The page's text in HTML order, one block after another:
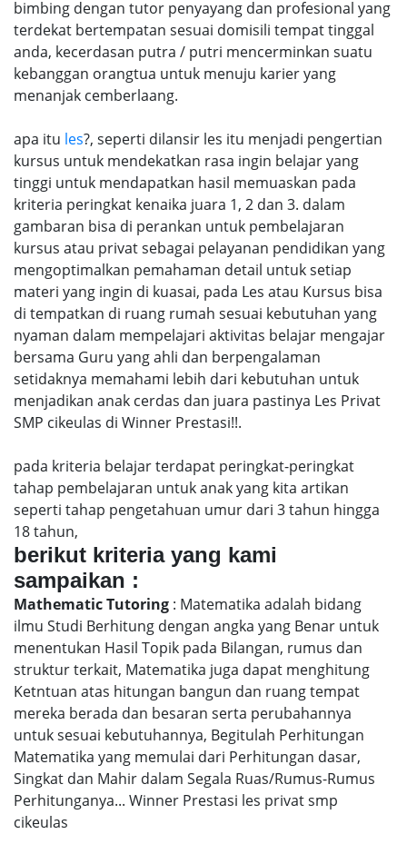
bimbing dengan tutor penyayang dan profesional yang
terdekat bertempatan sesuai domisili tempat tinggal
anda, kecerdasan putra / putri mencerminkan suatu
kebanggan orangtua untuk menuju karier yang
menanjak cemberlaang.
apa itu les?, seperti dilansir les itu menjadi pengertian
kursus untuk mendekatkan rasa ingin belajar yang
tinggi untuk mendapatkan hasil memuaskan pada
kriteria peringkat kenaika juara 1, 2 dan 3. dalam
gambaran bisa di perankan untuk pembelajaran
kursus atau privat sebagai pelayanan pendidikan yang
mengoptimalkan pemahaman detail untuk setiap
materi yang ingin di kuasai, pada Les atau Kursus bisa
di tempatkan di ruang rumah sesuai kebutuhan yang
nyaman dalam mempelajari aktivitas belajar mengajar
bersama Guru yang ahli dan berpengalaman
setidaknya memahami lebih dari kebutuhan untuk
menjadikan anak cerdas dan juara pastinya Les Privat
SMP cikeulas di Winner Prestasi!!.
pada kriteria belajar terdapat peringkat-peringkat
tahap pembelajaran untuk anak yang kita artikan
seperti tahap pengetahuan umur dari 3 tahun hingga
18 tahun,
berikut kriteria yang kami
sampaikan :
Mathematic Tutoring : Matematika adalah bidang
ilmu Studi Berhitung dengan angka yang Benar untuk
menentukan Hasil Topik pada Bilangan, rumus dan
struktur terkait, Matematika juga dapat menghitung
Ketntuan atas hitungan bangun dan ruang tempat
mereka berada dan besaran serta perubahannya
untuk sesuai kebutuhannya, Begitulah Perhitungan
Matematika yang memulai dari Perhitungan dasar,
Singkat dan Mahir dalam Segala Ruas/Rumus-Rumus
Perhitunganya... Winner Prestasi les privat smp
cikeulas